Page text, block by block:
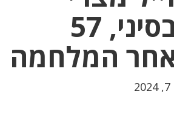
נמצאו בסיני, 57
המלחמה